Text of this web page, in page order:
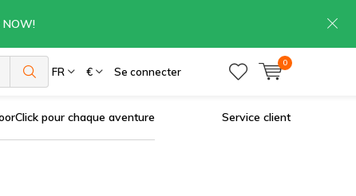
FR € Se connecter
0
NOW!
pour chaque aventure Service client